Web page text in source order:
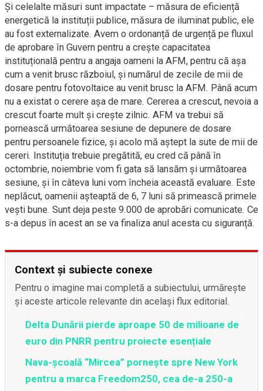
Și celelalte măsuri sunt impactate – măsura de eficiență
energetică la instituții publice, măsura de iluminat public, ele
au fost externalizate. Avem o ordonanță de urgență pe fluxul
de aprobare în Guvern pentru a crește capacitatea
instituțională pentru a angaja oameni la AFM, pentru că așa
cum a venit brusc războiul, și numărul de zecile de mii de
dosare pentru fotovoltaice au venit brusc la AFM. Până acum
nu a existat o cerere așa de mare. Cererea a crescut, nevoia a
crescut foarte mult și crește zilnic. AFM va trebui să
pornească următoarea sesiune de depunere de dosare
pentru persoanele fizice, și acolo mă aștept la sute de mii de
cereri. Instituția trebuie pregătită, eu cred că până în
octombrie, noiembrie vom fi gata să lansăm și următoarea
sesiune, și în câteva luni vom încheia această evaluare. Este
neplăcut, oamenii așteaptă de 6, 7 luni să primească primele
vești bune. Sunt deja peste 9.000 de aprobări comunicate. Ce
s-a depus în acest an se va finaliza anul acesta cu siguranță.
Context și subiecte conexe
Pentru o imagine mai completă a subiectului, urmărește
și aceste articole relevante din același flux editorial.
Delta Dunării pierde aproape 50 de milioane de
euro din PNRR pentru proiecte esențiale
Nava-școală “Mircea” pornește spre New York
pentru a marca Freedom250, cea de-a 250-a